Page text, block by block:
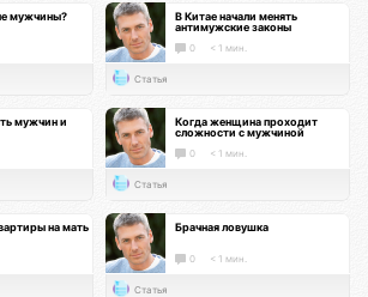
мужчины?
В Китае начали менять
антимужские законы
0 < 1 мин.
Статья
мужчин и
Когда женщина проходит
сложности с мужчиной
0 < 1 мин.
Статья
на мать
Брачная ловушка
0 < 1 мин.
Статья